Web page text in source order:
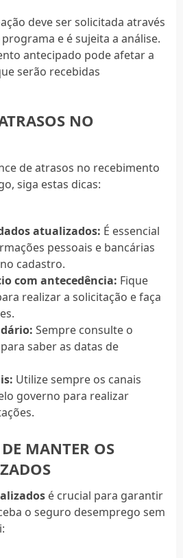
deve ser solicitada através
e é sujeita a análise.
antecipado pode afetar a
serão recebidas
NO
de atrasos no recebimento
siga estas dicas:
atualizados: É essencial
pessoais e bancárias
cadastro.
com antecedência: Fique
realizar a solicitação e faça
Sempre consulte o
saber as datas de
Utilize sempre os canais
governo para realizar
MANTER OS
é crucial para garantir
o seguro desemprego sem